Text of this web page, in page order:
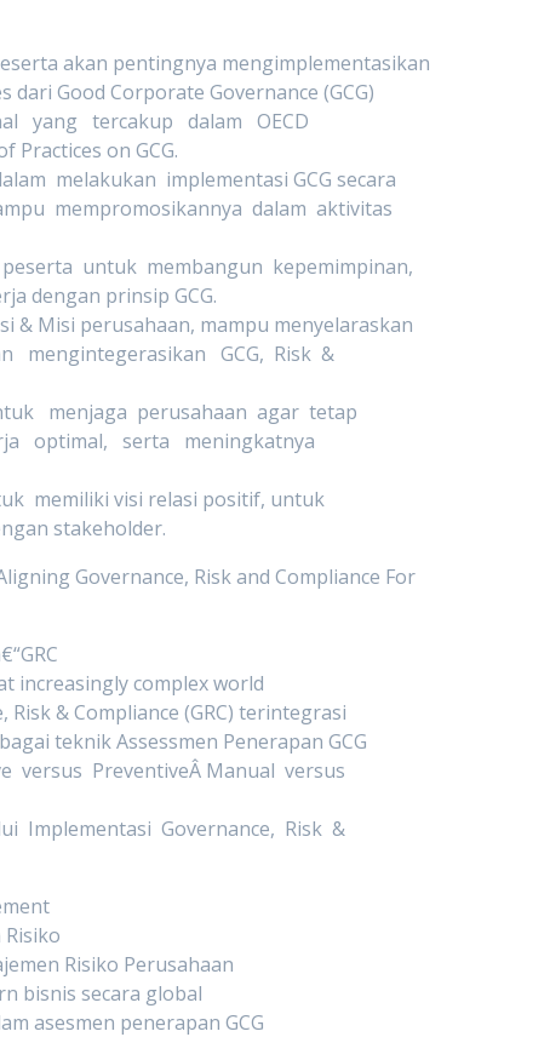
akan pentingnya mengimplementasikan
Good Corporate Governance (GCG)
yang tercakup dalam OECD
Practices on GCG.
melakukan implementasi GCG secara
mempromosikannya dalam aktivitas
untuk membangun kepemimpinan,
dengan prinsip GCG.
& Misi perusahaan, mampu menyelaraskan
mengintegerasikan GCG, Risk &
menjaga perusahaan agar tetap
optimal, serta meningkatnya
memiliki visi relasi positif, untuk
stakeholder.
Governance, Risk and Compliance For
increasingly complex world
& Compliance (GRC) terintegrasi
teknik Assessmen Penerapan GCG
versus PreventiveÂ Manual versus
Implementasi Governance, Risk &
Risiko Perusahaan
bisnis secara global
asesmen penerapan GCG